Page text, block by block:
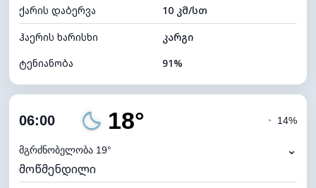
ღრუბლის სიმაღლე 9760 მ
ქარის დაბერვა
10 კმ/სთ
ჰაერის ხარისხი
კარგი
ტენიანობა
91%
ღრუბლიანობა
ნამის წერტილი
ხილვადობა
06:00 18°
მგრძნობელობა 19°
◔ 14%
⌄
მოწმენდილი